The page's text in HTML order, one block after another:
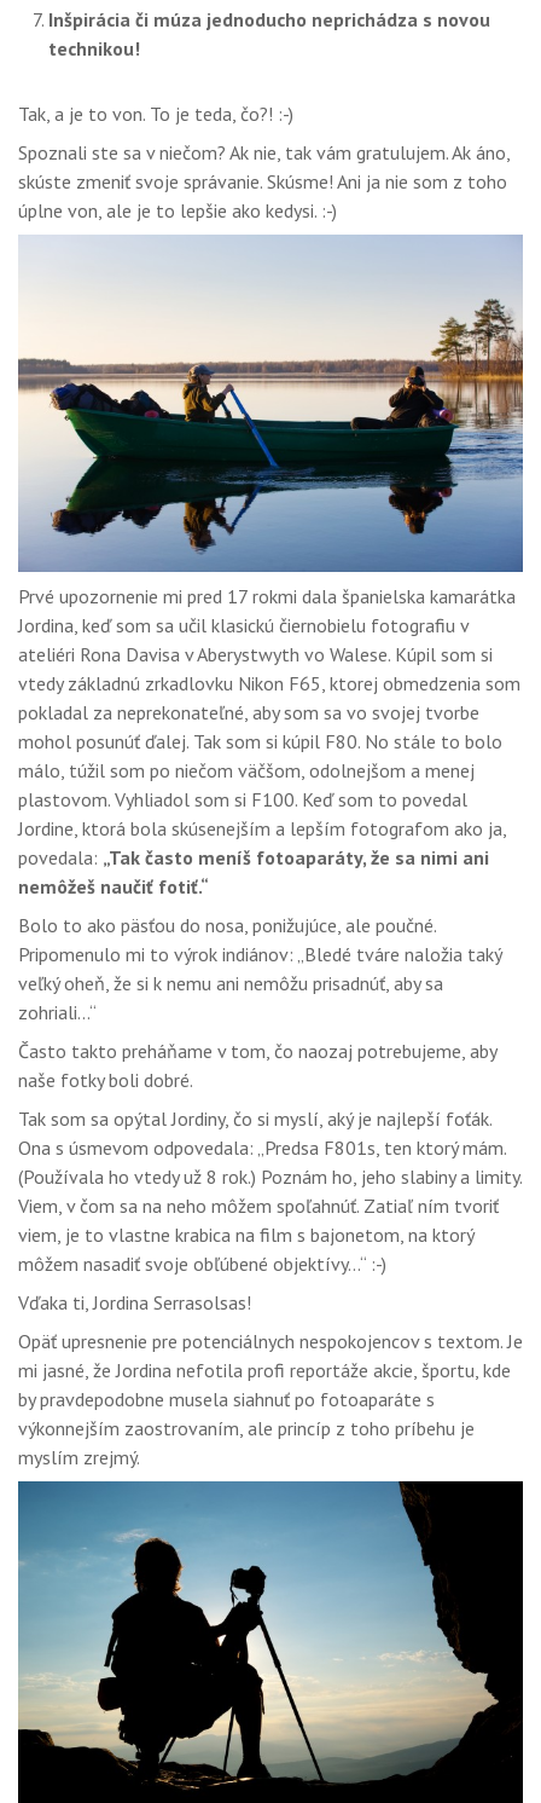
Inšpirácia či múza jednoducho neprichádza s novou
technikou!
Tak, a je to von. To je teda, čo?! :-)
Spoznali ste sa v niečom? Ak nie, tak vám gratulujem. Ak áno,
skúste zmeniť svoje správanie. Skúsme! Ani ja nie som z toho
úplne von, ale je to lepšie ako kedysi. :-)
Prvé upozornenie mi pred 17 rokmi dala španielska kamarátka
Jordina, keď som sa učil klasickú čiernobielu fotografiu v
ateliéri Rona Davisa v Aberystwyth vo Walese. Kúpil som si
vtedy základnú zrkadlovku Nikon F65, ktorej obmedzenia som
pokladal za neprekonateľné, aby som sa vo svojej tvorbe
mohol posunúť ďalej. Tak som si kúpil F80. No stále to bolo
málo, túžil som po niečom väčšom, odolnejšom a menej
plastovom. Vyhliadol som si F100. Keď som to povedal
Jordine, ktorá bola skúsenejším a lepším fotografom ako ja,
povedala: „Tak často meníš fotoaparáty, že sa nimi ani
nemôžeš naučiť fotiť.“
Bolo to ako päsťou do nosa, ponižujúce, ale poučné.
Pripomenulo mi to výrok indiánov: „Bledé tváre naložia taký
veľký oheň, že si k nemu ani nemôžu prisadnúť, aby sa
zohriali...“
Často takto preháňame v tom, čo naozaj potrebujeme, aby
naše fotky boli dobré.
Tak som sa opýtal Jordiny, čo si myslí, aký je najlepší foťák.
Ona s úsmevom odpovedala: „Predsa F801s, ten ktorý mám.
(Používala ho vtedy už 8 rok.) Poznám ho, jeho slabiny a limity.
Viem, v čom sa na neho môžem spoľahnúť. Zatiaľ ním tvoriť
viem, je to vlastne krabica na film s bajonetom, na ktorý
môžem nasadiť svoje obľúbené objektívy...“ :-)
Vďaka ti, Jordina Serrasolsas!
Opäť upresnenie pre potenciálnych nespokojencov s textom. Je
mi jasné, že Jordina nefotila profi reportáže akcie, športu, kde
by pravdepodobne musela siahnuť po fotoaparáte s
výkonnejším zaostrovaním, ale princíp z toho príbehu je
myslím zrejmý.